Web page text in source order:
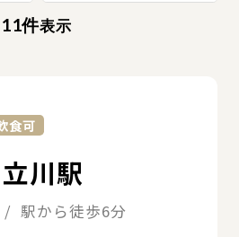
件表示
食可
川駅
駅から徒歩6分